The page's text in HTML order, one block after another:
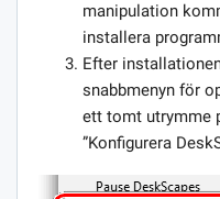
manipulation
installera
Efter
snabbmenyn för
ett tomt utrymme
”Konfigurera